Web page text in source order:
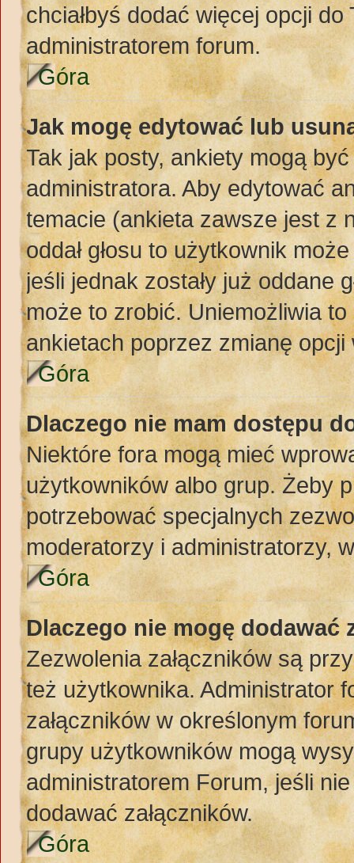
chciałbyś dodać więcej opcji
administratorem forum.
Góra
Jak mogę edytować lub
Tak jak posty, ankiety mogą
administratora. Aby edytować
temacie (ankieta zawsze jest z
oddał głosu to użytkownik
jeśli jednak zostały już oddane
może to zrobić. Uniemożliwia
ankietach poprzez zmianę opcji
Góra
Dlaczego nie mam dostępu
Niektóre fora mogą mieć
użytkowników albo grup. Żeby
potrzebować specjalnych
moderatorzy i administratorzy,
Góra
Dlaczego nie mogę dodawać
Zezwolenia załączników są
też użytkownika. Administrator
załączników w określonym
grupy użytkowników mogą
administratorem Forum, jeśli
dodawać załączników.
Góra